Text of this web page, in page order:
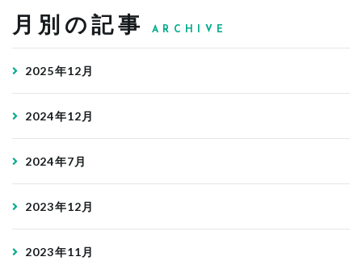
月別の記事 ARCHIVE
2025年12月
2024年12月
2024年7月
2023年12月
2023年11月